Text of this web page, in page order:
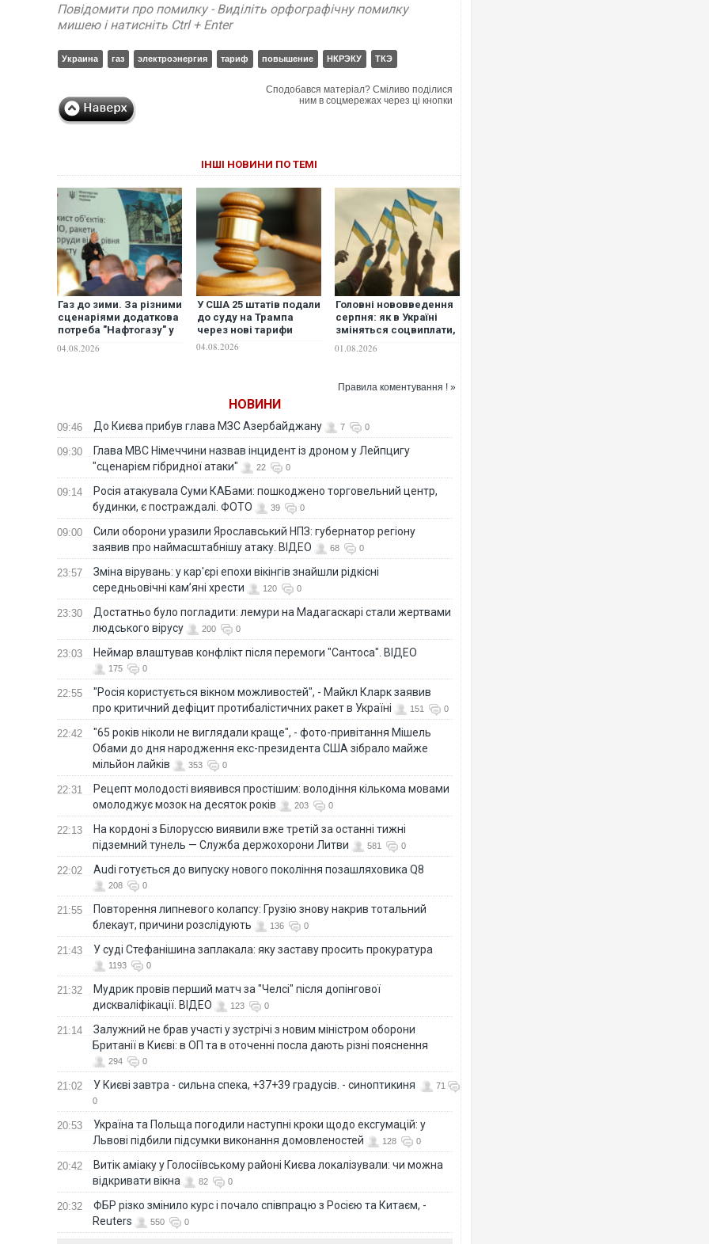
Повідомити про помилку - Виділіть орфографічну помилку
мишею і натисніть Ctrl + Enter
Украина газ электроэнергия тариф повышение НКРЭКУ ТКЭ
Сподобався матеріал? Сміливо поділися
ним в соцмережах через ці кнопки
ІНШІ НОВИНИ ПО ТЕМІ
Газ до зими. За різними
сценаріями додаткова
потреба "Нафтогазу" у
газу становить 400 млн
04.08.2026
У США 25 штатів подали
до суду на Трампа
через нові тарифи
04.08.2026
Головні нововведення
серпня: як в Україні
зміняться соцвиплати,
комуналка
01.08.2026
Правила коментування ! »
НОВИНИ
09:46 До Києва прибув глава МЗС Азербайджану 7 0
09:30
Глава МВС Німеччини назвав інцидент із дроном у Лейпцигу
"сценарієм гібридної атаки"
22 0
09:14
Росія атакувала Суми КАБами: пошкоджено торговельний центр,
будинки, є постраждалі. ФОТО
39 0
09:00
Сили оборони уразили Ярославський НПЗ: губернатор регіону
заявив про наймасштабнішу атаку. ВІДЕО
68 0
23:57
Зміна вірувань: у кар'єрі епохи вікінгів знайшли рідкісні
середньовічні кам’яні хрести
120 0
23:30
Достатньо було погладити: лемури на Мадагаскарі стали жертвами
людського вірусу
200 0
23:03 Неймар влаштував конфлікт після перемоги "Сантоса". ВІДЕО
175 0
22:55
"Росія користується вікном можливостей", - Майкл Кларк заявив
про критичний дефіцит протибалістичних ракет в Україні
151 0
22:42
"65 років ніколи не виглядали краще", - фото-привітання Мішель
Обами до дня народження екс-президента США зібрало майже
мільйон лайків
353 0
22:31
Рецепт молодості виявився простішим: володіння кількома мовами
омолоджує мозок на десяток років
203 0
22:13
На кордоні з Білоруссю виявили вже третій за останні тижні
підземний тунель — Служба держохорони Литви
581 0
22:02 Audi готується до випуску нового покоління позашляховика Q8
208 0
21:55
Повторення липневого колапсу: Грузію знову накрив тотальний
блекаут, причини розслідують
136 0
21:43 У суді Стефанішина заплакала: яку заставу просить прокуратура
1193 0
21:32
Мудрик провів перший матч за "Челсі" після допінгової
дискваліфікації. ВІДЕО
123 0
21:14
Залужний не брав участі у зустрічі з новим міністром оборони
Британії в Києві: в ОП та в оточенні посла дають різні пояснення
294 0
21:02 У Києві завтра - сильна спека, +37+39 градусів. - синоптикиня
71
0
20:53
Україна та Польща погодили наступні кроки щодо ексгумацій: у
Львові підбили підсумки виконання домовленостей
128 0
20:42
Витік аміаку у Голосіївському районі Києва локалізували: чи можна
відкривати вікна
82 0
20:32
ФБР різко змінило курс і почало співпрацю з Росією та Китаєм, -
Reuters
550 0
губернатор регіону заявив про